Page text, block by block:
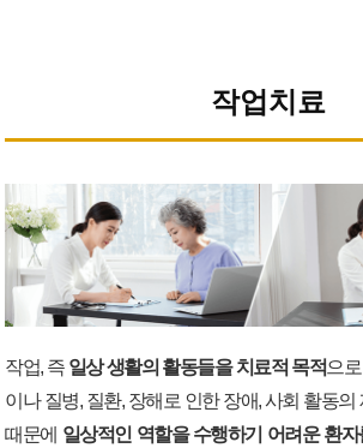
작업치료
작업, 즉 일상 생활의 활동들을 치료적 목적으
이나 질병, 질환, 장해로 인한 장애, 사회 활동
때문에 일상적인 역할을 수행하기 어려운 환자